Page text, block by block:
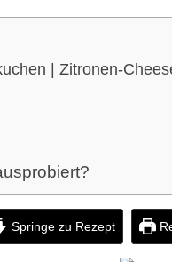
| Zitronen-
Springe zu Rezept